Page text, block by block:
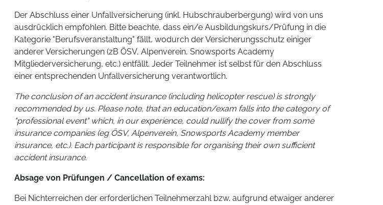
Der Abschluss einer Unfallversicherung (inkl. Hubschrauberbergung) wird von uns
ausdrücklich empfohlen. Bitte beachte, dass ein/e Ausbildungskurs/Prüfung in die
Kategorie "Berufsveranstaltung" fällt, wodurch der Versicherungsschutz einiger
anderer Versicherungen (zB ÖSV, Alpenverein, Snowsports Academy
Mitgliederversicherung, etc.) entfällt. Jeder Teilnehmer ist selbst für den Abschluss
einer entsprechenden Unfallversicherung verantwortlich.
The conclusion of an accident insurance (including helicopter rescue) is strongly
recommended by us. Please note, that an education/exam falls into the category of
"professional event" which, in our experience, could nullify the cover from some
insurance companies (eg ÖSV, Alpenverein, Snowsports Academy member
insurance, etc.). Each participant is responsible for organising their own sufficient
accident insurance.
Absage von Prüfungen / Cancellation of exams:
Bei Nichterreichen der erforderlichen Teilnehmerzahl bzw. aufgrund etwaiger anderer